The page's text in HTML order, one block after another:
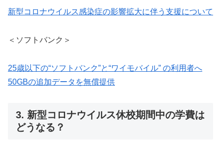
新型コロナウイルス感染症の影響拡大に伴う支援について
＜ソフトバンク＞
25歳以下の“ソフトバンク”と“ワイモバイル” の利用者へ
50GBの追加データを無償提供
3. 新型コロナウイルス休校期間中の学費は
どうなる？